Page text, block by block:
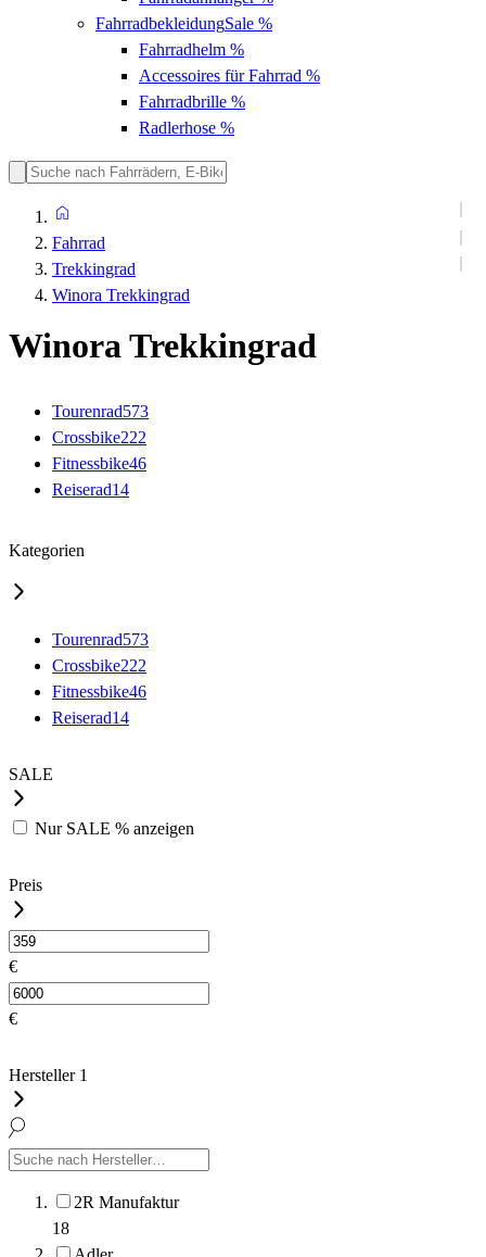
FahrradbekleidungSale %
Fahrradhelm %
Accessoires für Fahrrad %
Fahrradbrille %
Radlerhose %
Fahrrad
Trekkingrad
Winora Trekkingrad
Winora Trekkingrad
Tourenrad573
Crossbike222
Fitnessbike46
Reiserad14
Kategorien
Tourenrad573
Crossbike222
Fitnessbike46
Reiserad14
SALE
Nur SALE % anzeigen
Preis
€
€
Hersteller 1
2R Manufaktur
18